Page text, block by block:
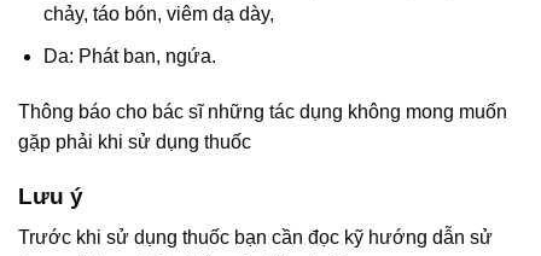
chảy, táo bón, viêm dạ dày,
Da: Phát ban, ngứa.
Thông báo cho bác sĩ những tác dụng không mong muốn
gặp phải khi sử dụng thuốc
Lưu ý
Trước khi sử dụng thuốc bạn cần đọc kỹ hướng dẫn sử